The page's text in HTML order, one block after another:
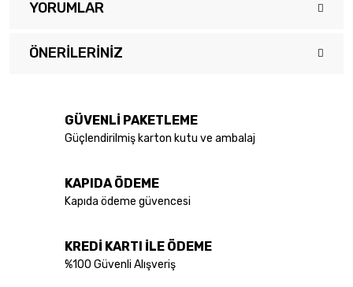
YORUMLAR
Bu ürüne ilk yorumu siz yapın!
ÖNERILERINIZ
tarafımıza iletebilirsiniz.
Görüş ve önerileriniz için teşekkür ederiz.
Ürün açıklamasında eksik bilgiler bulunuyor.
Ürün bilgilerinde hatalar bulunuyor.
Bu ürüne benzer farklı alternatifler olmalı.
GÜVENLİ PAKETLEME
Güçlendirilmiş karton kutu ve ambalaj
KAPIDA ÖDEME
Kapıda ödeme güvencesi
KREDİ KARTI İLE ÖDEME
%100 Güvenli Alışveriş